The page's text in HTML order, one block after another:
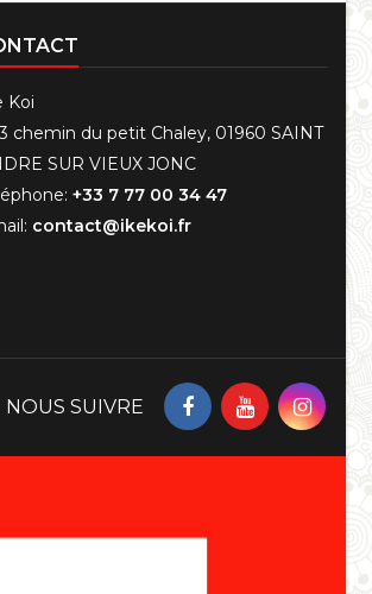
Koi
chemin du petit Chaley, 01960 SAINT
SUR VIEUX JONC
+33 7 77 00 34 47
contact@ikekoi.fr
NOUS SUIVRE